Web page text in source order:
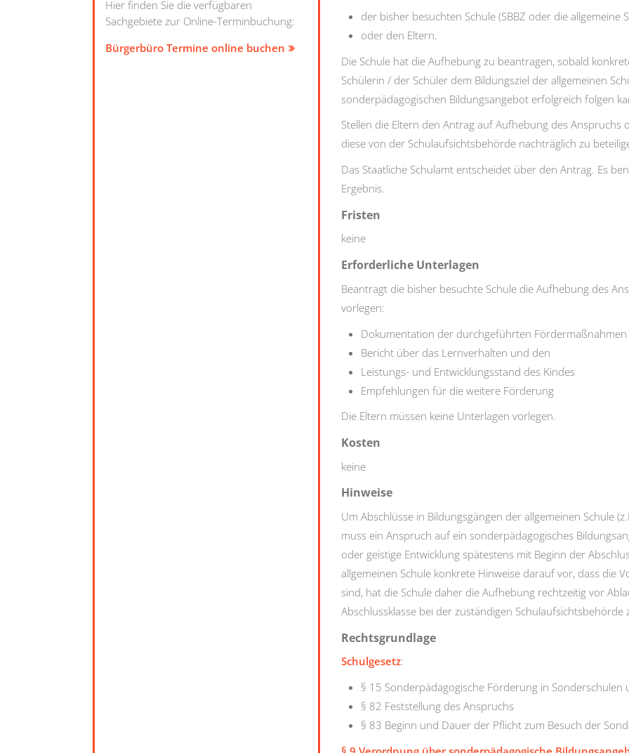
Hier finden Sie die verfügbaren
Sachgebiete zur Online-Terminbuchung:
Bürgerbüro Termine online buchen
der bisher besuchten Schule (SBBZ oder die allgemeine
oder den Eltern.
Die Schule hat die Aufhebung zu beantragen, sobald
Schülerin / der Schüler dem Bildungsziel der allgemeinen
sonderpädagogischen Bildungsangebot erfolgreich folgen
Stellen die Eltern den Antrag auf Aufhebung des Anspruchs
diese von der Schulaufsichtsbehörde nachträglich zu
Das Staatliche Schulamt entscheidet über den Antrag. Es
Ergebnis.
Fristen
keine
Erforderliche Unterlagen
Beantragt die bisher besuchte Schule die Aufhebung des
vorlegen:
Dokumentation der durchgeführten Fördermaßnahmen
Bericht über das Lernverhalten und den
Leistungs- und Entwicklungsstand des Kindes
Empfehlungen für die weitere Förderung
Die Eltern müssen keine Unterlagen vorlegen.
Kosten
keine
Hinweise
Um Abschlüsse in Bildungsgängen der allgemeinen Schule
muss ein Anspruch auf ein sonderpädagogisches
oder geistige Entwicklung spätestens mit Beginn der
allgemeinen Schule konkrete Hinweise darauf vor, dass die
sind, hat die Schule daher die Aufhebung rechtzeitig vor
Abschlussklasse bei der zuständigen Schulaufsichtsbehörde
Rechtsgrundlage
Schulgesetz:
§ 15 Sonderpädagogische Förderung in Sonderschulen
§ 82 Feststellung des Anspruchs
§ 83 Beginn und Dauer der Pflicht zum Besuch der